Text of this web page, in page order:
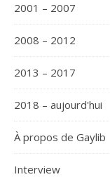
2001 – 2007
2008 – 2012
2013 – 2017
2018 – aujourd'hui
À propos de Gaylib
Interview